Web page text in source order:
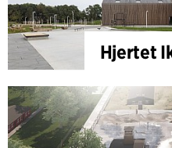
Hjertet